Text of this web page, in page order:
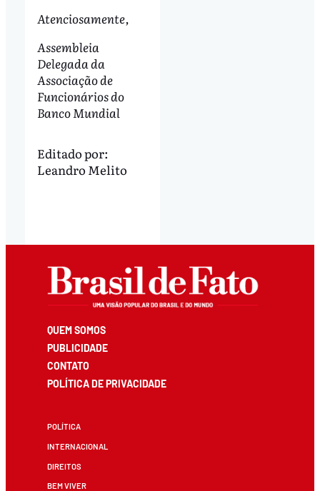
Atenciosamente,
Assembleia
Delegada da
Associação de
Funcionários do
Banco Mundial
Editado por:
Leandro Melito
QUEM SOMOS
PUBLICIDADE
CONTATO
POLÍTICA DE PRIVACIDADE
POLÍTICA
INTERNACIONAL
DIREITOS
BEM VIVER